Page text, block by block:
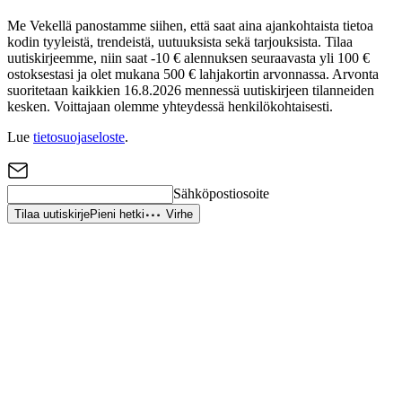
Me Vekellä panostamme siihen, että saat aina ajankohtaista tietoa
kodin tyyleistä, trendeistä, uutuuksista sekä tarjouksista. Tilaa
uutiskirjeemme, niin saat -10 € alennuksen seuraavasta yli 100 €
ostoksestasi ja olet mukana 500 € lahjakortin arvonnassa. Arvonta
suoritetaan kaikkien 16.8.2026 mennessä uutiskirjeen tilanneiden
kesken. Voittajaan olemme yhteydessä henkilökohtaisesti.
Lue tietosuojaseloste.
Sähköpostiosoite
Tilaa uutiskirjePieni hetki Virhe